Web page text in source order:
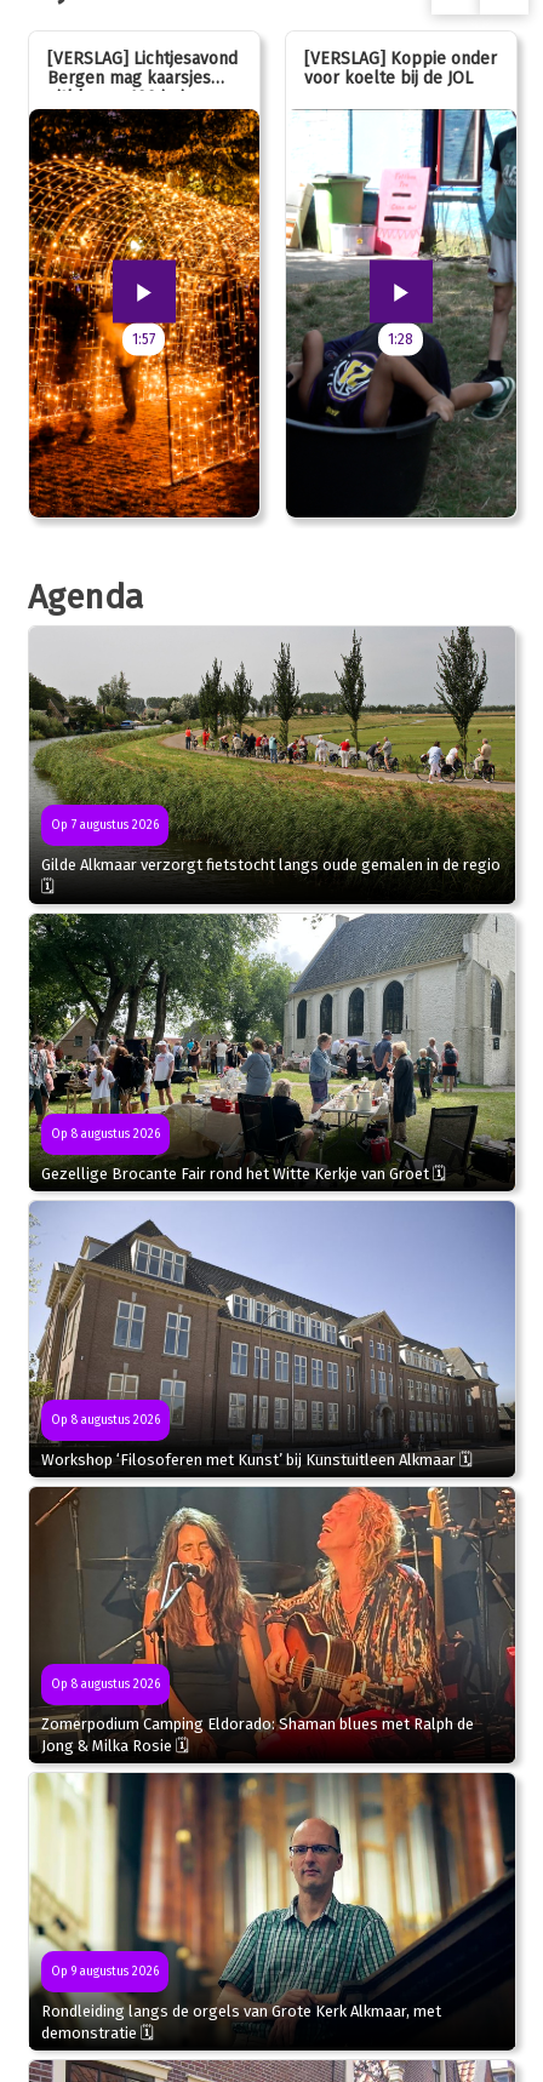
[VERSLAG] Lichtjesavond
Bergen mag kaarsjes
uitblazen: 100 jarig
jubileum!
1:57
[VERSLAG] Koppie onder
voor koelte bij de JOL
1:28
Agenda
Op 7 augustus 2026
Gilde Alkmaar verzorgt fietstocht langs oude gemalen in de regio
🗓
Op 8 augustus 2026
Gezellige Brocante Fair rond het Witte Kerkje van Groet 🗓
Op 8 augustus 2026
Workshop ‘Filosoferen met Kunst’ bij Kunstuitleen Alkmaar 🗓
Op 8 augustus 2026
Zomerpodium Camping Eldorado: Shaman blues met Ralph de
Jong & Milka Rosie 🗓
Op 9 augustus 2026
Rondleiding langs de orgels van Grote Kerk Alkmaar, met
demonstratie 🗓